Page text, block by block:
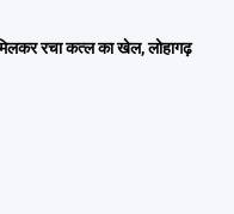
रचा कत्ल का खेल, लोहागढ़